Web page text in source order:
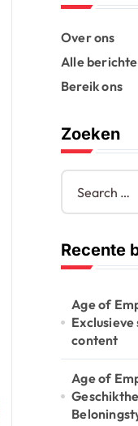
Over ons
Alle
Bereik ons
Zoeken
S
a
c
h
r
Recente
Age of
content
Age of